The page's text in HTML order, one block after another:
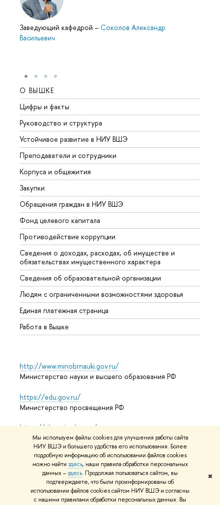
Мы используем файлы cookies для улучшения работы сайта
НИУ ВШЭ и большего удобства его использования. Более
подробную информацию об использовании файлов cookies
можно найти здесь, наши правила обработки персональных
данных –здесь. Продолжая пользоваться сайтом, вы
подтверждаете, что были проинформированы об
использовании файлов cookies сайтом НИУ ВШЭ и согласны
с нашими правилами обработки персональных данных. Вы
✖
Заведующий кафедрой – Соколов Александр
Васильевич
О ВЫШКЕ
Цифры и факты
Руководство и структура
Устойчивое развитие в НИУ ВШЭ
Преподаватели и сотрудники
Корпуса и общежития
Закупки
Обращения граждан в НИУ ВШЭ
Фонд целевого капитала
Противодействие коррупции
Сведения о доходах, расходах, об имуществе и
обязательствах имущественного характера
Сведения об образовательной организации
Людям с ограниченными возможностями здоровья
Единая платежная страница
Работа в Вышке
http://www.minobrnauki.gov.ru/
Министерство науки и высшего образования РФ
https://edu.gov.ru/
Министерство просвещения РФ
https://elearning.hse.ru/mooc
Массовые открытые онлайн-курсы
© НИУ ВШЭ 1993–2026 Адреса и контактыУсловия
использования материаловПолитика конфиденциальности
Карта сайта